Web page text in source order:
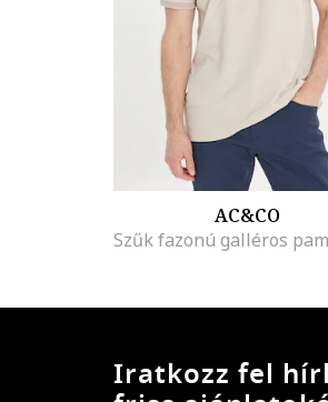
AC&CO
Iratkozz fel